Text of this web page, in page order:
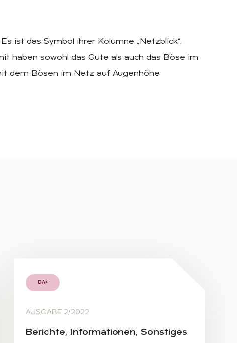
ist das Symbol ihrer Kolumne „Netzblick“,
haben sowohl das Gute als auch das Böse im
dem Bösen im Netz auf Augenhöhe
DA+
AUSGABE 2/2022
Be­rich­te, In­for­ma­tio­nen, Sons­ti­ges